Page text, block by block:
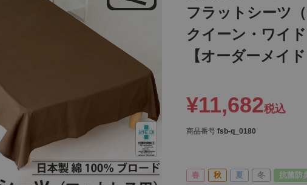
フラットシーツ
クイーン・ワイ
【オーダーメイド
¥11,682税込
商品番号 fsb-q_0180
春 秋 夏 冬 抗菌防